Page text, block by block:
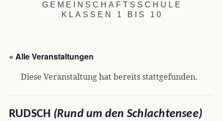
GEMEINSCHAFTSSCHULE
KLASSEN 1 BIS 10
« Alle Veranstaltungen
Diese Veranstaltung hat bereits stattgefunden.
RUDSCH (Rund um den Schlachtensee)